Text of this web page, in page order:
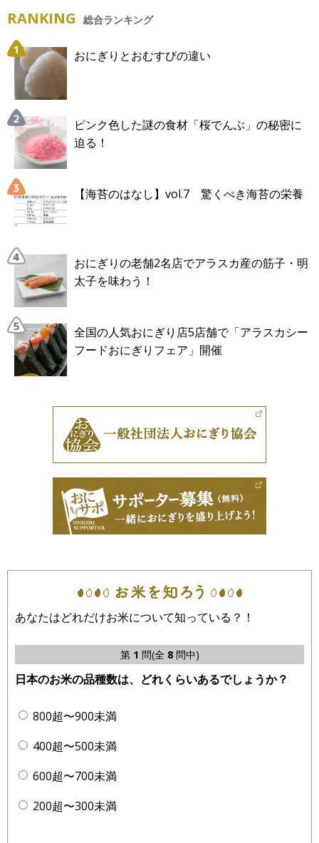
RANKING 総合ランキング
おにぎりとおむすびの違い
ピンク色した謎の食材「桜でんぶ」の秘密に
迫る！
【海苔のはなし】vol.7 驚くべき海苔の栄養
おにぎりの老舗2名店でアラスカ産の筋子・明
太子を味わう！
全国の人気おにぎり店5店舗で「アラスカシー
フードおにぎりフェア」開催
あなたはどれだけお米について知っている？！
第 1 問(全 8問中)
日本のお米の品種数は、どれくらいあるでしょうか？
800超〜900未満
400超〜500未満
600超〜700未満
200超〜300未満